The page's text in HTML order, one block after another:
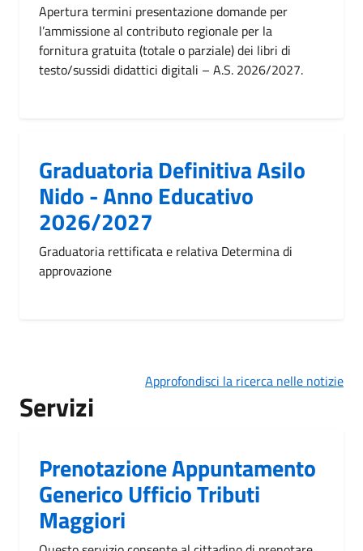
Apertura termini presentazione domande per
l’ammissione al contributo regionale per la
fornitura gratuita (totale o parziale) dei libri di
testo/sussidi didattici digitali – A.S. 2026/2027.
Graduatoria Definitiva Asilo
Nido - Anno Educativo
2026/2027
Graduatoria rettificata e relativa Determina di
approvazione
Approfondisci la ricerca nelle notizie
Servizi
Prenotazione Appuntamento
Generico Ufficio Tributi
Maggiori